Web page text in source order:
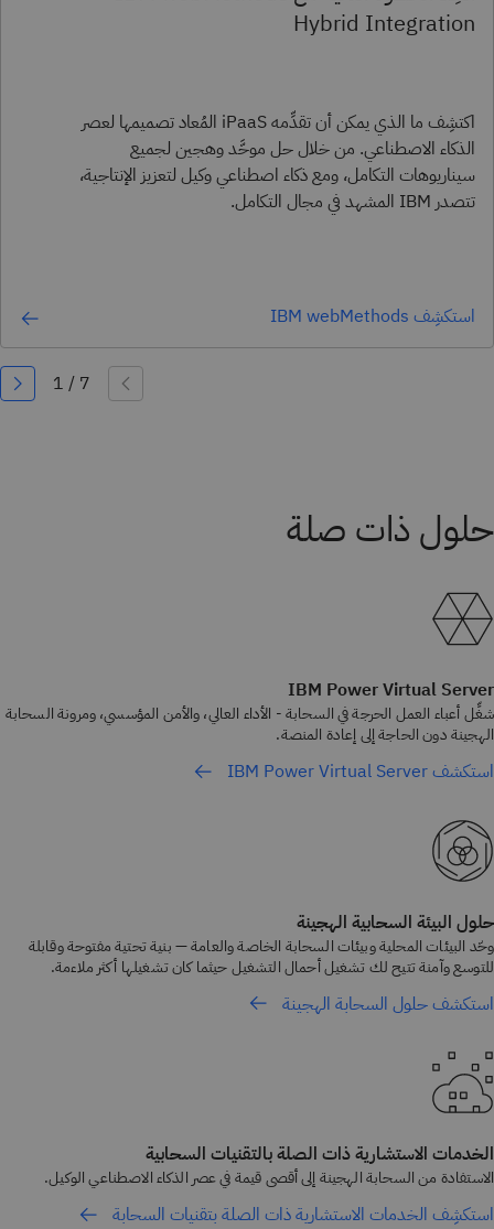
Hybrid Integration​
اكتشِف ما الذي يمكن أن تقدِّمه iPaaS المُعاد تصميمها لعصر
الذكاء الاصطناعي. من خلال حل موحَّد وهجين لجميع
سيناريوهات التكامل، ومع ذكاء اصطناعي وكيل لتعزيز الإنتاجية،
تتصدر IBM المشهد في مجال التكامل.
استكشِف IBM webMethods
IBM Power Virtual Server
شغِّل أعباء العمل الحرجة في السحابة - الأداء العالي، والأمن المؤسسي، ومرونة السحابة
الهجينة دون الحاجة إلى إعادة المنصة.
استكشف IBM Power Virtual Server
حلول البيئة السحابية الهجينة
وحّد البيئات المحلية وبيئات السحابة الخاصة والعامة — بنية تحتية مفتوحة وقابلة
للتوسع وآمنة تتيح لك تشغيل أحمال التشغيل حيثما كان تشغيلها أكثر ملاءمة.
استكشف حلول السحابة الهجينة
الخدمات الاستشارية ذات الصلة بالتقنيات السحابية
الاستفادة من السحابة الهجينة إلى أقصى قيمة في عصر الذكاء الاصطناعي الوكيل.
استكشِف الخدمات الاستشارية ذات الصلة بتقنيات السحابة